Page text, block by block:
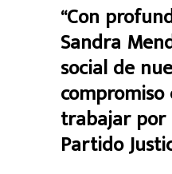
“Con
Sandra
social de
trabajar por
Partido